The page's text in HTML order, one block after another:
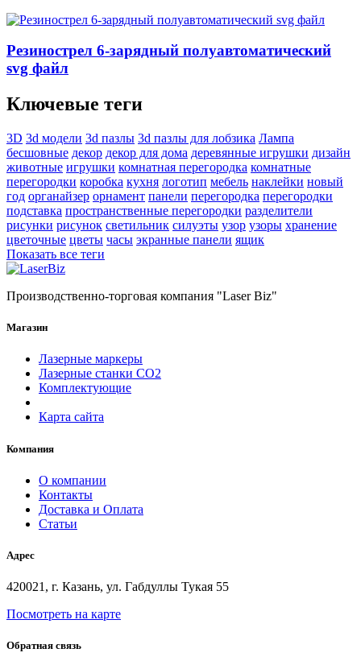
Резинострел 6-зарядный полуавтоматический
svg файл
Ключевые теги
3D 3d модели 3d пазлы 3d пазлы для лобзика Лампа
бесшовные декор декор для дома деревянные игрушки дизайн
животные игрушки комнатная перегородка комнатные
перегородки коробка кухня логотип мебель наклейки новый
год органайзер орнамент панели перегородка перегородки
подставка пространственные перегородки разделители
рисунки рисунок светильник силуэты узор узоры хранение
цветочные цветы часы экранные панели ящик
Показать все теги
Производственно-торговая компания "Laser Biz"
Магазин
Лазерные маркеры
Лазерные станки СО2
Комплектующие
Карта сайта
Компания
О компании
Контакты
Доставка и Оплата
Статьи
Адрес
420021, г. Казань, ул. Габдуллы Тукая 55
Посмотреть на карте
Обратная связь